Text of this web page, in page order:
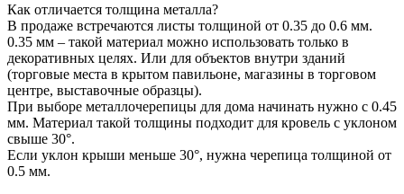
Как отличается толщина металла?
В продаже встречаются листы толщиной от 0.35 до 0.6 мм.
0.35 мм – такой материал можно использовать только в
декоративных целях. Или для объектов внутри зданий
(торговые места в крытом павильоне, магазины в торговом
центре, выставочные образцы).
При выборе металлочерепицы для дома начинать нужно с 0.45
мм. Материал такой толщины подходит для кровель с уклоном
свыше 30°.
Если уклон крыши меньше 30°, нужна черепица толщиной от
0.5 мм.